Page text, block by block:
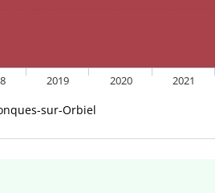
sur-Orbiel
2019 2020 2021